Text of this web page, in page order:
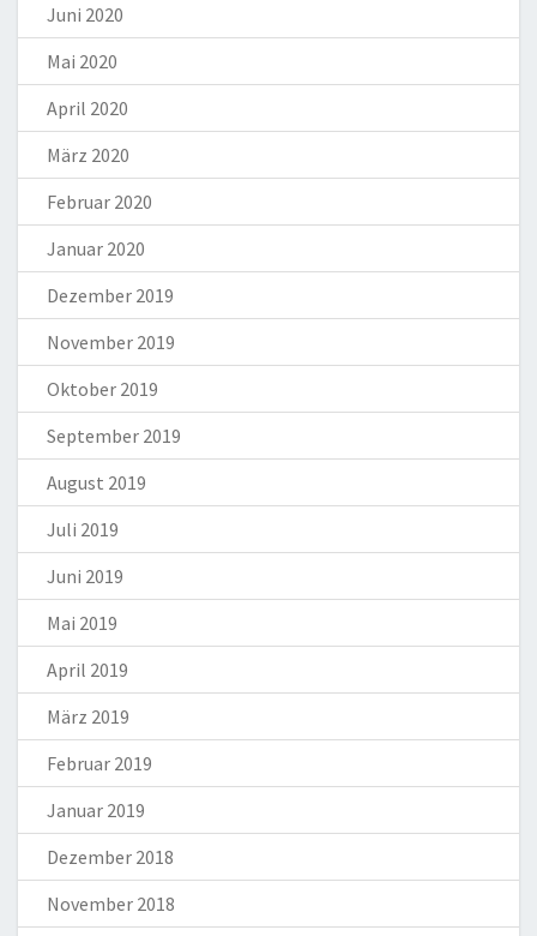
Juni 2020
Mai 2020
April 2020
März 2020
Februar 2020
Januar 2020
Dezember 2019
November 2019
Oktober 2019
September 2019
August 2019
Juli 2019
Juni 2019
Mai 2019
April 2019
März 2019
Februar 2019
Januar 2019
Dezember 2018
November 2018